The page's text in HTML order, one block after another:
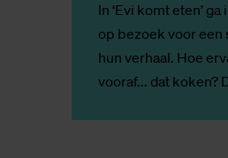
In ‘Evi komt eten’
op bezoek voor
hun verhaal. Hoe
vooraf... dat koken?